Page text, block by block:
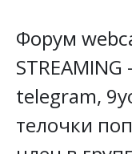
Форум
telegram,
телочки